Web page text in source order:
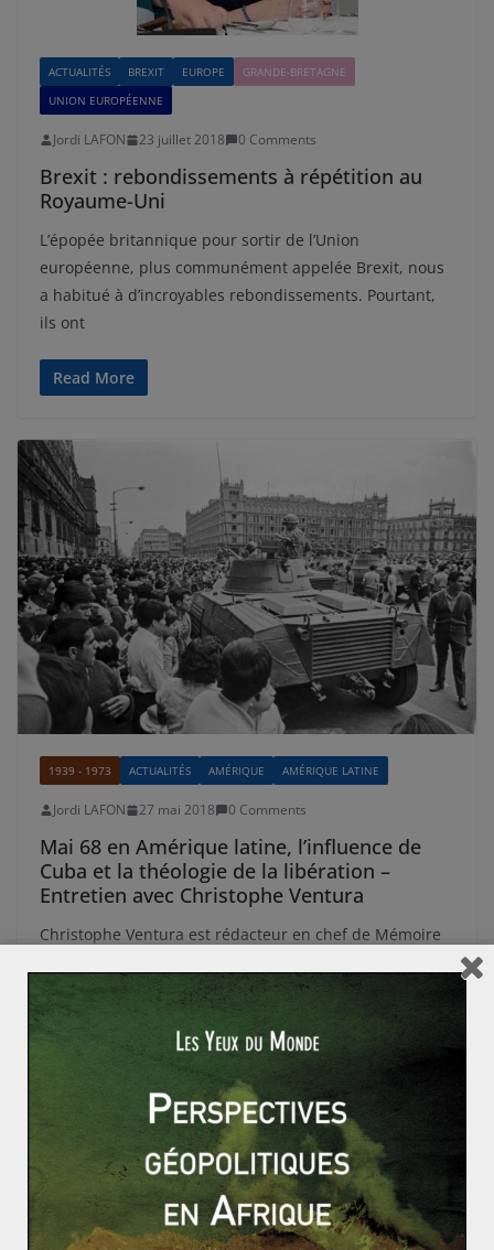
ACTUALITÉS BREXIT EUROPE
GRANDE-BRETAGNE
UNION EUROPÉENNE
Jordi LAFON 23 juillet 2018 0 Comments
Brexit : rebondissements à répétition au
Royaume-Uni
L’épopée britannique pour sortir de l’Union
européenne, plus communément appelée Brexit, nous
a habitué à d’incroyables rebondissements. Pourtant,
ils ont
Read More
1939 - 1973 ACTUALITÉS AMÉRIQUE AMÉRIQUE LATINE
Jordi LAFON 27 mai 2018 0 Comments
Mai 68 en Amérique latine, l’influence de
Cuba et la théologie de la libération –
Entretien avec Christophe Ventura
Christophe Ventura est rédacteur en chef de Mémoire
questions latino américaines, il